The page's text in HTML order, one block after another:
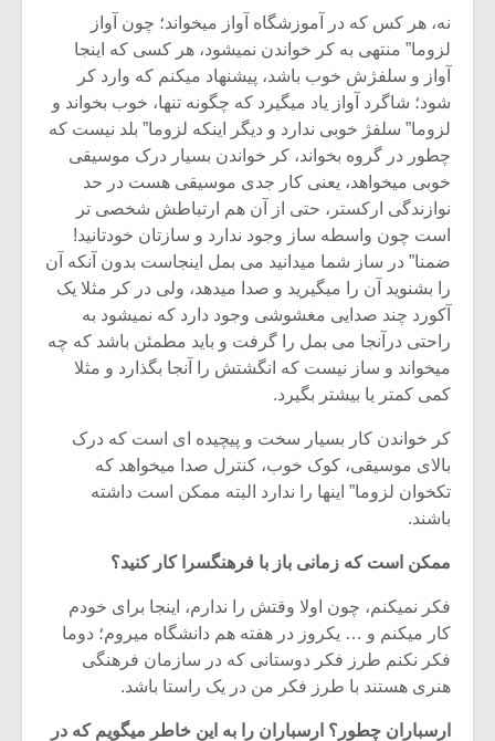
نه، هر کس که در آموزشگاه آواز میخواند؛ چون آواز
لزوما” منتهی به کر خواندن نمیشود، هر کسی که اینجا
آواز و سلفژش خوب باشد، پیشنهاد میکنم که وارد کر
شود؛ شاگرد آواز یاد میگیرد که چگونه تنها، خوب بخواند و
لزوما” سلفژ خوبی ندارد و دیگر اینکه لزوما” بلد نیست که
چطور در گروه بخواند، کر خواندن بسیار درک موسیقی
خوبی میخواهد، یعنی کار جدی موسیقی هست در حد
نوازندگی ارکستر، حتی از آن هم ارتباطش شخصی تر
است چون واسطه ساز وجود ندارد و سازتان خودتانید!
ضمنا” در ساز شما میدانید می بمل اینجاست بدون آنکه آن
را بشنوید آن را میگیرید و صدا میدهد، ولی در کر مثلا یک
آکورد چند صدایی مغشوشی وجود دارد که نمیشود به
راحتی درآنجا می بمل را گرفت و باید مطمئن باشد که چه
میخواند و ساز نیست که انگشتش را آنجا بگذارد و مثلا
کمی کمتر یا بیشتر بگیرد.
کر خواندن کار بسیار سخت و پیچیده ای است که درک
بالای موسیقی، کوک خوب، کنترل صدا میخواهد که
تکخوان لزوما” اینها را ندارد البته ممکن است داشته
باشند.
ممکن است که زمانی باز با فرهنگسرا کار کنید؟
فکر نمیکنم، چون اولا وقتش را ندارم، اینجا برای خودم
کار میکنم و … یکروز در هفته هم دانشگاه میروم؛ دوما
فکر نکنم طرز فکر دوستانی که در سازمان فرهنگی
هنری هستند با طرز فکر من در یک راستا باشد.
ارسباران چطور؟ ارسباران را به این خاطر میگویم که در
میکلوش روژا
یادداشتی بر موسیقی
اگر نمی توانی
مشهورترین باشی،
بدنام ترین باش
سکانسی
موسیقی